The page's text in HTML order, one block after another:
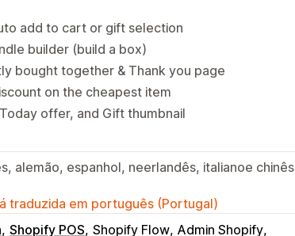
add to cart or gift selection
builder (build a box)
bought together & Thank you page
on the cheapest item
offer, and Gift thumbnail
alemão, espanhol, neerlandês, italianoe chinês
traduzida em português (Portugal)
Shopify POS Shopify Flow Admin Shopify